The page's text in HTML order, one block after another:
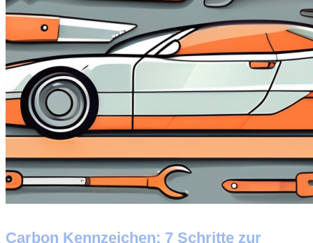
Carbon Kennzeichen: 7 Schritte zur